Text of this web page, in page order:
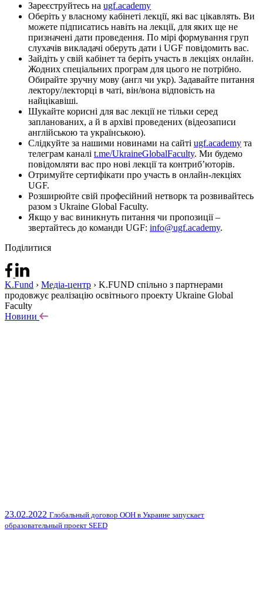
Зареєструйтесь на ugf.academy
Оберіть у власному кабінеті лекції, які вас цікавлять. Ви
можете підписатись навіть на лекції, для яких ще не
призначені дати проведення. По мірі формування груп
слухачів викладачі оберуть дати і UGF повідомить вас.
Зайдіть у свій кабінет та беріть участь в лекціях онлайн.
Жодних спеціальних програм для цього не потрібно.
Обирайте зручну мову (англ чи укр). Задавайте питання
лектору/лекторці в чаті, він/вона відповість на
найцікавіші.
Шукайте корисні для вас лекції не тільки серед
запланованих, а й в архіві проведених (відеозаписи
англійською та українською).
Слідкуйте за нашими новинами на сайті ugf.academy та
телеграм каналі t.me/UkraineGlobalFaculty. Ми будемо
повідомляти вас про нові лекції та контриб’юторів.
Отримуйте сертифікати про участь в онлайн-лекціях
UGF.
Розширюйте свій професійний нетворк та розвивайтесь
разом з Ukraine Global Faculty.
Якщо у вас виникнуть питання чи пропозиції –
звертайтесь до команди UGF: info@ugf.academy.
Поділитися
K.Fund › Медіа-центр › K.FUND спільно з партнерами
продовжує реалізацію освітнього проекту Ukraine Global
Faculty
Новини
23.02.2022 Глобальный договор ООН в Украине запускает
образовательный проект SEED